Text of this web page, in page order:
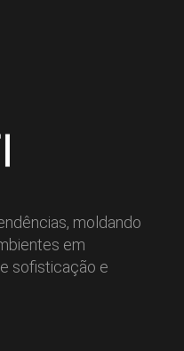
moldando
em
sofisticação e